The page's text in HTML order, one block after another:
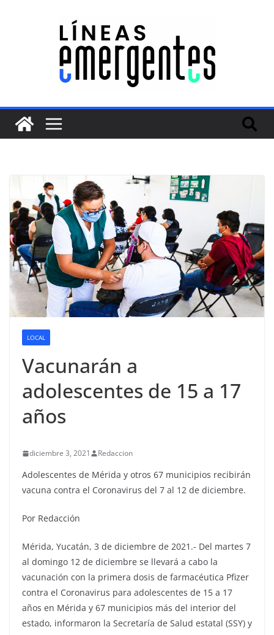
LOCAL
Vacunarán a
adolescentes de 15 a 17
años
diciembre 3, 2021 Redaccion
Adolescentes de Mérida y otros 67 municipios recibirán
vacuna contra el Coronavirus del 7 al 12 de diciembre.
Por Redacción
Mérida, Yucatán, 3 de diciembre de 2021.- Del martes 7
al domingo 12 de diciembre se llevará a cabo la
vacunación con la primera dosis de farmacéutica Pfizer
contra el Coronavirus para adolescentes de 15 a 17
años en Mérida y 67 municipios más del interior del
estado, informaron la Secretaría de Salud estatal (SSY) y